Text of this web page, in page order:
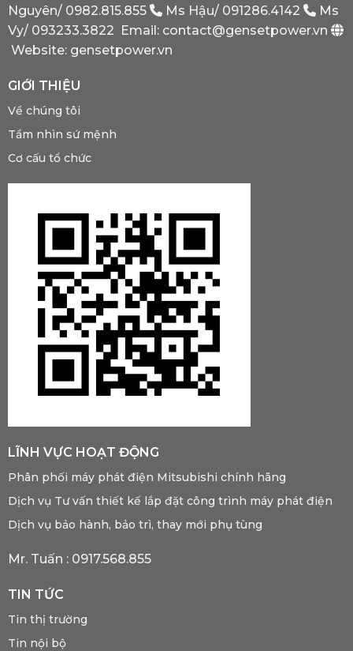
Phải
Có?
Nguyên/ 0982.815.855 Ms Hậu/ 091286.4142
Ms
Vy/ 093233.3822
Email: contact@gensetpower.vn
Website: gensetpower.vn
GIỚI THIỆU
Về chúng tôi
Tầm nhìn sứ mệnh
Cơ cấu tổ chức
LĨNH VỰC HOẠT ĐỘNG
Phân phối máy phát điện Mitsubishi chính hãng
Dịch vụ Tư vấn thiết kế lắp đặt công trình máy phát điện
Dịch vụ bảo hành, bảo trì, thay mới phụ tùng
Mr. Tuấn : 0917.568.855
TIN TỨC
Tin thị trường
Tin nội bộ